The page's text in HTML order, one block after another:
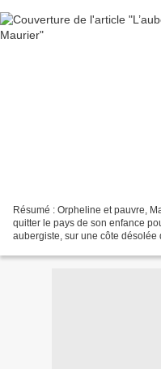
Résumé : Orpheline et pauvre,
quitter le pays de son enfance
aubergiste, sur une côte désolée